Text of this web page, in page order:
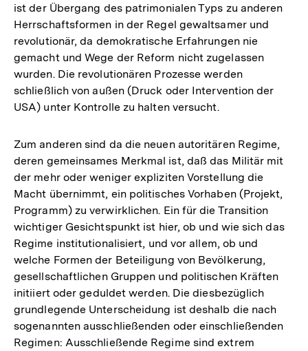
ist der Übergang des patrimonialen Typs zu anderen
Herrschaftsformen in der Regel gewaltsamer und
revolutionär, da demokratische Erfahrungen nie
gemacht und Wege der Reform nicht zugelassen
wurden. Die revolutionären Prozesse werden
schließlich von außen (Druck oder Intervention der
USA) unter Kontrolle zu halten versucht.
Zum anderen sind da die neuen autoritären Regime,
deren gemeinsames Merkmal ist, daß das Militär mit
der mehr oder weniger expliziten Vorstellung die
Macht übernimmt, ein politisches Vorhaben (Projekt,
Programm) zu verwirklichen. Ein für die Transition
wichtiger Gesichtspunkt ist hier, ob und wie sich das
Regime institutionalisiert, und vor allem, ob und
welche Formen der Beteiligung von Bevölkerung,
gesellschaftlichen Gruppen und politischen Kräften
initiiert oder geduldet werden. Die diesbezüglich
grundlegende Unterscheidung ist deshalb die nach
sogenannten ausschließenden oder einschließenden
Regimen: Ausschließende Regime sind extrem